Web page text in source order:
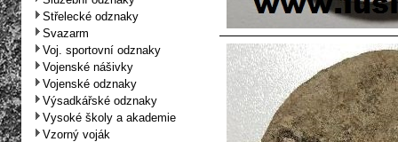
Střelecké odznaky
Svazarm
Voj. sportovní odznaky
Vojenské nášivky
Vojenské odznaky
Výsadkářské odznaky
Vysoké školy a akademie
Vzorný voják